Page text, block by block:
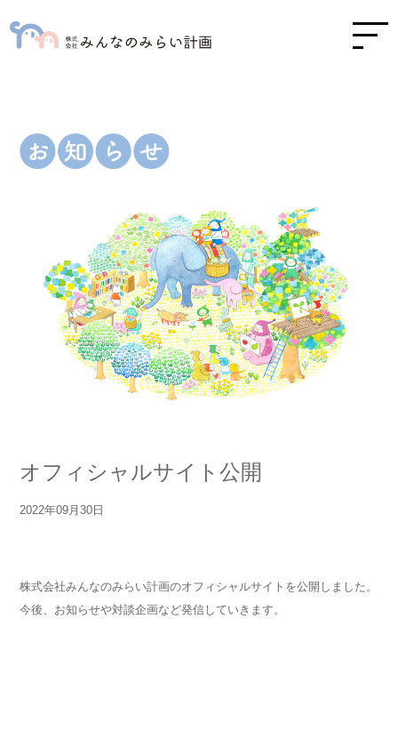
オフィシャルサイト公開
2022年09月30日
株式会社みんなのみらい計画のオフィシャルサイトを公開しました。
今後、お知らせや対談企画など発信していきます。